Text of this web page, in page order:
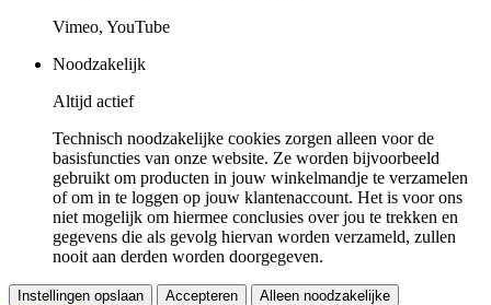
Vimeo, YouTube
Noodzakelijk
Altijd actief
Technisch noodzakelijke cookies zorgen alleen voor de
basisfuncties van onze website. Ze worden bijvoorbeeld
gebruikt om producten in jouw winkelmandje te verzamelen
of om in te loggen op jouw klantenaccount. Het is voor ons
niet mogelijk om hiermee conclusies over jou te trekken en
gegevens die als gevolg hiervan worden verzameld, zullen
nooit aan derden worden doorgegeven.
Instellingen opslaan Accepteren Alleen noodzakelijke